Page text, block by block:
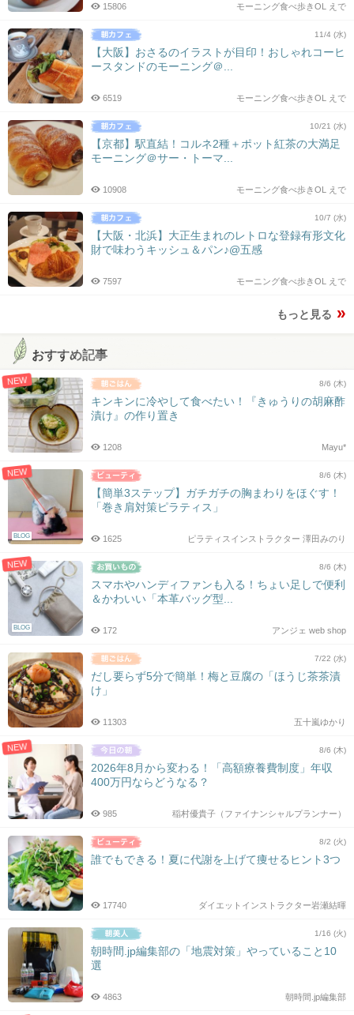
モーニング食べ歩きOL えで
15806
11/4 (水)
【大阪】おさるのイラストが目印！おしゃれコーヒ
ースタンドのモーニング＠...
モーニング食べ歩きOL えで
6519
10/21 (水)
【京都】駅直結！コルネ2種＋ポット紅茶の大満足
モーニング＠サー・トーマ...
モーニング食べ歩きOL えで
10908
10/7 (水)
【大阪・北浜】大正生まれのレトロな登録有形文化
財で味わうキッシュ＆パン♪@五感
モーニング食べ歩きOL えで
7597
もっと見る
おすすめ記事
NEW 8/6 (木)
キンキンに冷やして食べたい！『きゅうりの胡麻酢
漬け』の作り置き
Mayu*
1208
NEW
BLOG
8/6 (木)
【簡単3ステップ】ガチガチの胸まわりをほぐす！
「巻き肩対策ピラティス」
ピラティスインストラクター 澤田みのり
1625
NEW
BLOG
8/6 (木)
スマホやハンディファンも入る！ちょい足しで便利
＆かわいい「本革バッグ型...
アンジェ web shop
172
7/22 (水)
だし要らず5分で簡単！梅と豆腐の「ほうじ茶茶漬
け」
五十嵐ゆかり
11303
NEW 8/6 (木)
2026年8月から変わる！「高額療養費制度」年収
400万円ならどうなる？
稲村優貴子（ファイナンシャルプランナー）
985
8/2 (火)
誰でもできる！夏に代謝を上げて痩せるヒント3つ
ダイエットインストラクター岩瀬結暉
17740
1/16 (火)
朝時間.jp編集部の「地震対策」やっていること10
選
朝時間.jp編集部
4863